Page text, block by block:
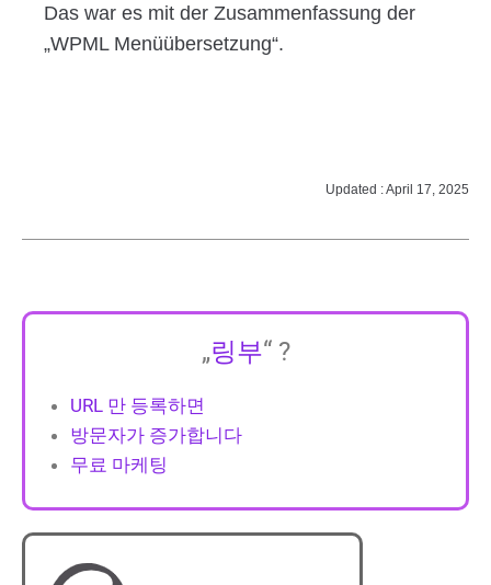
Das war es mit der Zusammenfassung der
„WPML Menüübersetzung“.
Updated : April 17, 2025
„링부“ ?
URL 만 등록하면
방문자가 증가합니다
무료 마케팅